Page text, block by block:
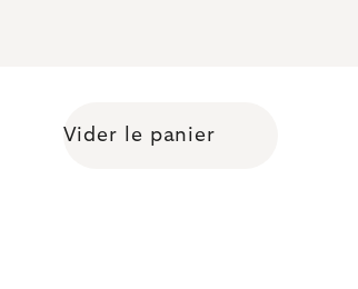
Shopping cart
Vider le panier